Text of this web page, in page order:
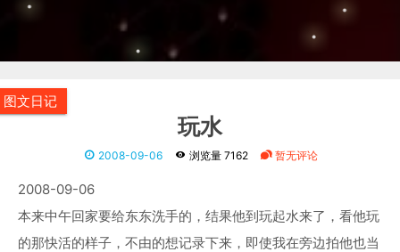
图文日记
玩水
2008-09-06 浏览量 7162 暂无评论
2008-09-06
本来中午回家要给东东洗手的，结果他到玩起水来了，看他玩
的那快活的样子，不由的想记录下来，即使我在旁边拍他也当